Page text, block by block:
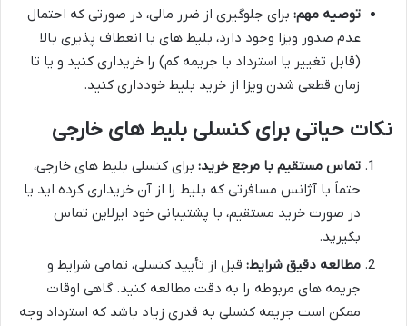
توصیه مهم: برای جلوگیری از ضرر مالی، در صورتی که احتمال
عدم صدور ویزا وجود دارد، بلیط های با انعطاف پذیری بالا
(قابل تغییر یا استرداد با جریمه کم) را خریداری کنید و یا تا
زمان قطعی شدن ویزا از خرید بلیط خودداری کنید.
نکات حیاتی برای کنسلی بلیط های خارجی
تماس مستقیم با مرجع خرید: برای کنسلی بلیط های خارجی،
حتماً با آژانس مسافرتی که بلیط را از آن خریداری کرده اید یا
در صورت خرید مستقیم، با پشتیبانی خود ایرلاین تماس
بگیرید.
مطالعه دقیق شرایط: قبل از تأیید کنسلی، تمامی شرایط و
جریمه های مربوطه را به دقت مطالعه کنید. گاهی اوقات
ممکن است جریمه کنسلی به قدری زیاد باشد که استرداد وجه